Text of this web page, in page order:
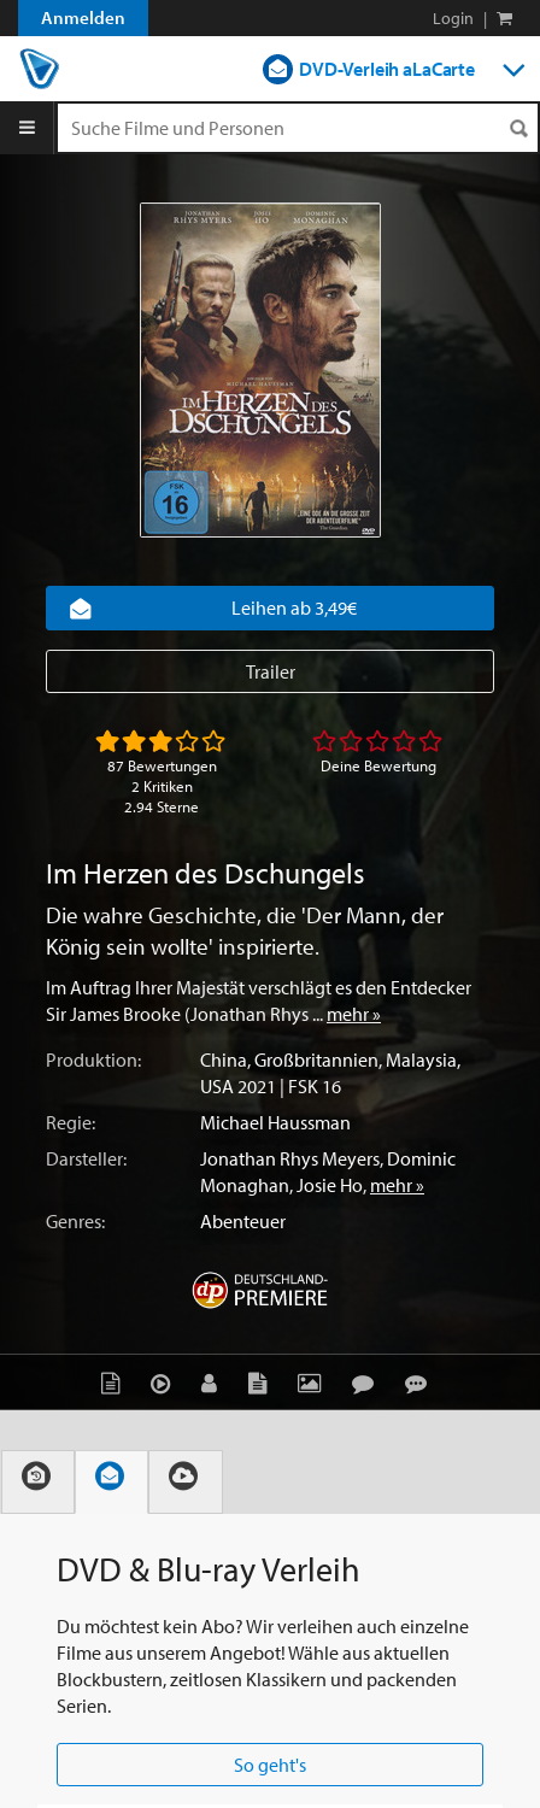
Anmelden Login |
DVD-Verleih aLaCarte
Streamen
Shop
Blog
Im Herzen des Dschungels
Die wahre Geschichte, die 'Der Mann, der
König sein wollte' inspirierte.
Im Auftrag Ihrer Majestät verschlägt es den Entdecker
Sir James Brooke (Jonathan Rhys ... mehr »
Produktion:
China,Großbritannien,Malaysia,
USA 2021 | FSK 16
Regie:
Michael Haussman
Darsteller:
Jonathan Rhys Meyers, Dominic
Monaghan,Josie Ho, mehr »
Genres:
Abenteuer
Leihen ab 3,49€
Trailer
87 Bewertungen
2 Kritiken
2.94 Sterne
Deine Bewertung
DVD & Blu-ray Verleih
Du möchtest kein Abo? Wir verleihen auch einzelne
Filme aus unserem Angebot! Wähle aus aktuellen
Blockbustern, zeitlosen Klassikern und packenden
Serien.
So geht's